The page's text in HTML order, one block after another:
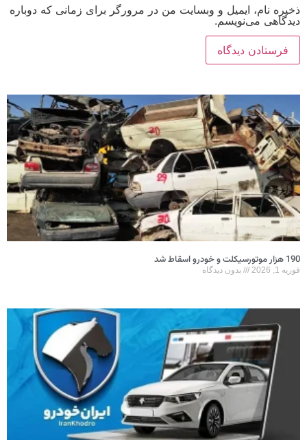
ذخیره نام، ایمیل و وبسایت من در مرورگر برای زمانی که دوباره
دیدگاهی می‌نویسم.
190 هزار موتورسیکلت و خودرو اسقاط شد
فوریه 1, 2026 بدون دیدگاه